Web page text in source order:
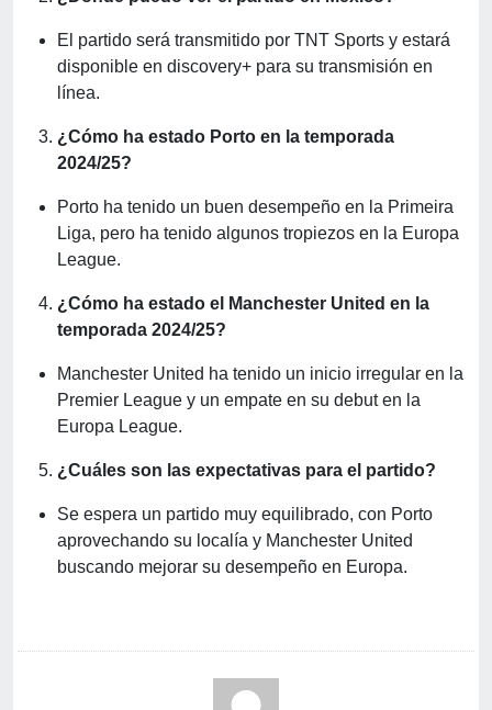
El partido será transmitido por TNT Sports y estará
disponible en discovery+ para su transmisión en
línea.
¿Cómo ha estado Porto en la temporada
2024/25?
Porto ha tenido un buen desempeño en la Primeira
Liga, pero ha tenido algunos tropiezos en la Europa
League.
¿Cómo ha estado el Manchester United en la
temporada 2024/25?
Manchester United ha tenido un inicio irregular en la
Premier League y un empate en su debut en la
Europa League.
¿Cuáles son las expectativas para el partido?
Se espera un partido muy equilibrado, con Porto
aprovechando su localía y Manchester United
buscando mejorar su desempeño en Europa.